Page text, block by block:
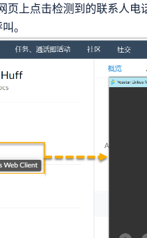
页上点击检测到的联系人电
。